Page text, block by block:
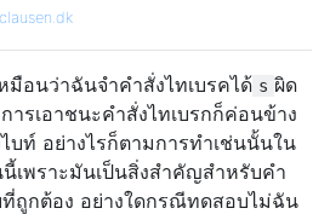
มือนว่าฉันจำคำสั่งไทเบรคได้ s ผิด
ารเอาชนะคำสั่งไทเบรกก็ค่อนข้าง
บท์ อย่างไรก็ตามการทำเช่นนั้นใน
เพราะมันเป็นสิ่งสำคัญสำหรับคำ
ถูกต้อง อย่างใดกรณีทดสอบไม่ฉัน